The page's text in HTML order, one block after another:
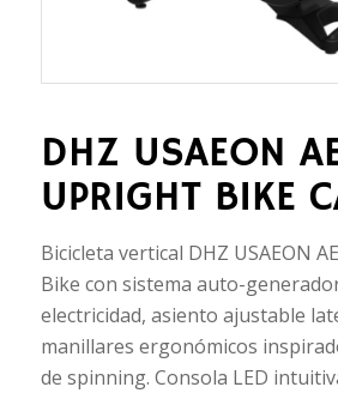
DHZ USAEON
UPRIGHT BIKE
Bicicleta vertical DHZ USAEON
Bike con sistema auto-
electricidad, asiento ajustable
manillares ergonómicos
de spinning. Consola LED